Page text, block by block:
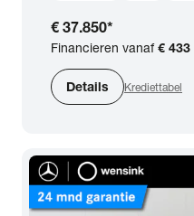
€ 37.850*
Financieren vanaf€ 433
Details Krediettabel